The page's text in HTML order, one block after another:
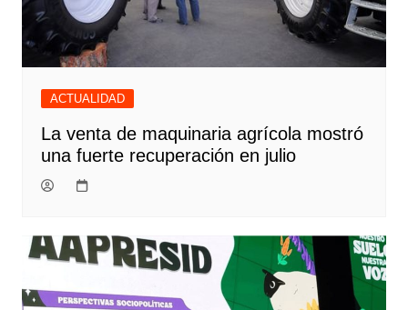
ACTUALIDAD
La venta de maquinaria agrícola mostró
una fuerte recuperación en julio